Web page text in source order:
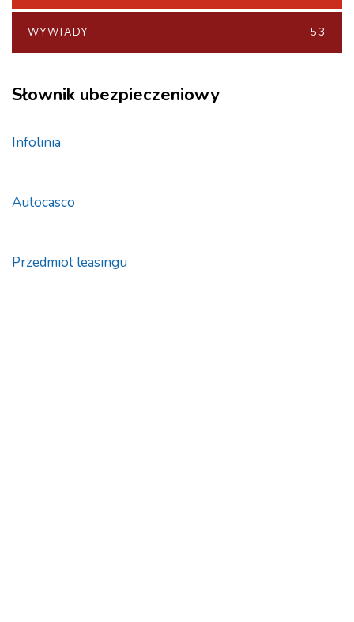
WYWIADY 53
Słownik ubezpieczeniowy
Infolinia
Autocasco
Przedmiot leasingu